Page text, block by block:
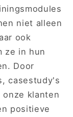
niet alleen
ook
ze in hun
Door
casestudy's
klanten
positieve